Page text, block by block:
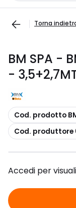
Torna
BM SPA -
-
copia
Cod. prodotto
copia
Cod. produttore
Accedi per